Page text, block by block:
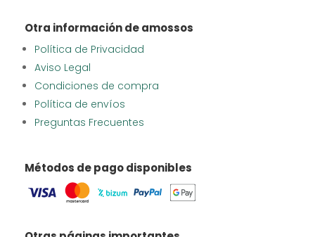
Otra información de amossos
Política de Privacidad
Aviso Legal
Condiciones de compra
Política de envíos
Preguntas Frecuentes
Métodos de pago disponibles